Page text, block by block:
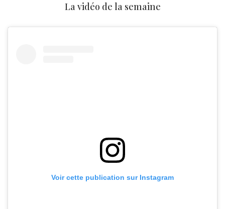
La vidéo de la semaine
Voir cette publication sur Instagram